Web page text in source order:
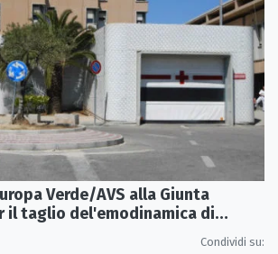
Verde/AVS alla Giunta
il taglio del'emodinamica di
Condividi su: